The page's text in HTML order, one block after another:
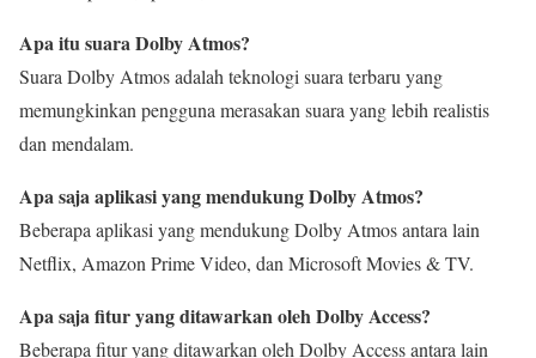
Apa itu suara Dolby Atmos?
Suara Dolby Atmos adalah teknologi suara terbaru yang
memungkinkan pengguna merasakan suara yang lebih realistis
dan mendalam.
Apa saja aplikasi yang mendukung Dolby Atmos?
Beberapa aplikasi yang mendukung Dolby Atmos antara lain
Netflix, Amazon Prime Video, dan Microsoft Movies & TV.
Apa saja fitur yang ditawarkan oleh Dolby Access?
Beberapa fitur yang ditawarkan oleh Dolby Access antara lain